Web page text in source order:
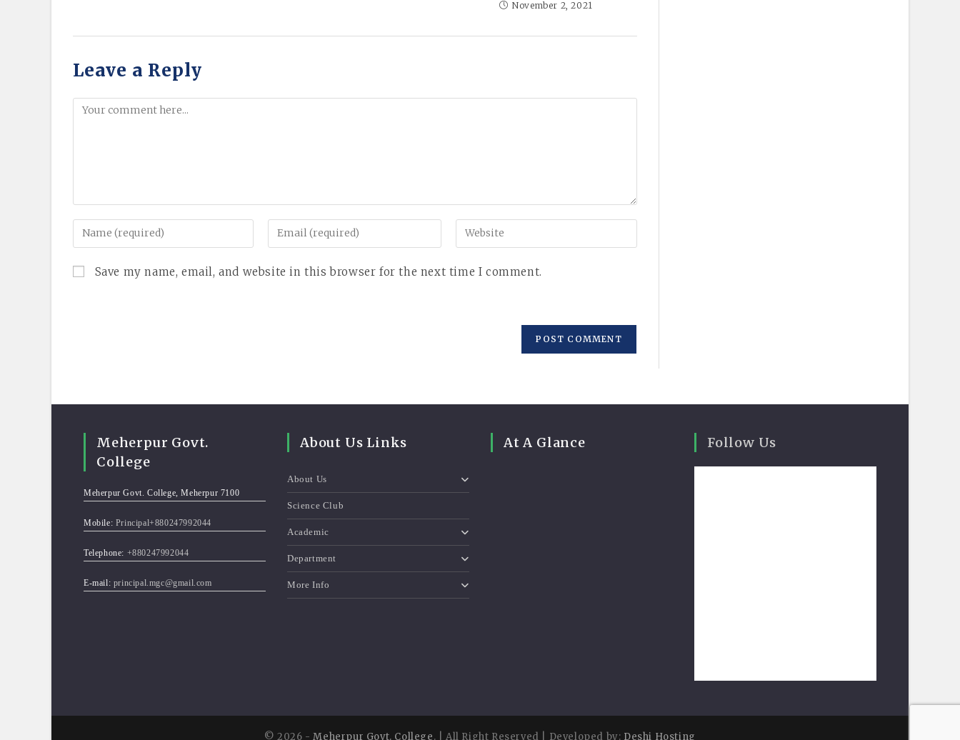
November 2, 2021
Leave a Reply
Comment
Enter
your
name
or
Enter
your
Enter
your
Save my name, email, and website in this browser for the next time I comment.
Meherpur Govt.
College
Meherpur Govt. College, Meherpur 7100
Mobile: Principal+880247992044
Telephone: +880247992044
E-mail: principal.mgc@gmail.com
About Us Links
About Us
Science Club
Academic
Department
More Info
At A Glance Follow Us
© 2026 -Meherpur Govt. College. | All Right Reserved | Developed by: Deshi Hosting